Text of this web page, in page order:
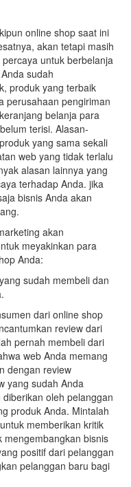
online shop saat ini
akan tetapi masih
untuk berbelanja
sudah
produk yang terbaik
perusahaan pengiriman
belanja para
terisi. Alasan-
yang sama sekali
web yang tidak terlalu
alasan lainnya yang
terhadap Anda. jika
bisnis Anda akan
akan
meyakinkan para
Anda:
sudah membeli dan
dari online shop
review dari
pernah membeli dari
web Anda memang
dengan review
yang sudah Anda
oleh pelanggan
produk Anda. Mintalah
memberikan kritik
bisnis
positif dari pelanggan
pelanggan baru bagi